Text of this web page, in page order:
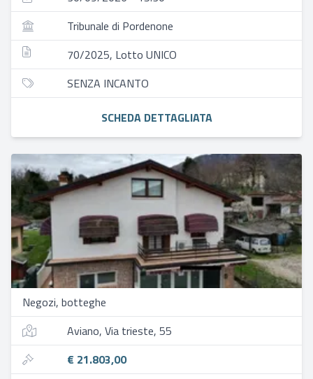
Tribunale di Pordenone
70/2025, Lotto UNICO
SENZA INCANTO
SCHEDA DETTAGLIATA
Negozi, botteghe
Aviano, Via trieste, 55
€ 21.803,00